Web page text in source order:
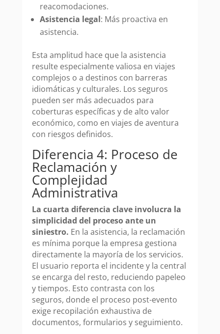
reacomodaciones.
Asistencia legal: Más proactiva en
asistencia.
Esta amplitud hace que la asistencia
resulte especialmente valiosa en viajes
complejos o a destinos con barreras
idiomáticas y culturales. Los seguros
pueden ser más adecuados para
coberturas específicas y de alto valor
económico, como en viajes de aventura
con riesgos definidos.
Diferencia 4: Proceso de
Reclamación y
Complejidad
Administrativa
La cuarta diferencia clave involucra la
simplicidad del proceso ante un
siniestro. En la asistencia, la reclamación
es mínima porque la empresa gestiona
directamente la mayoría de los servicios.
El usuario reporta el incidente y la central
se encarga del resto, reduciendo papeleo
y tiempos. Esto contrasta con los
seguros, donde el proceso post-evento
exige recopilación exhaustiva de
documentos, formularios y seguimiento.